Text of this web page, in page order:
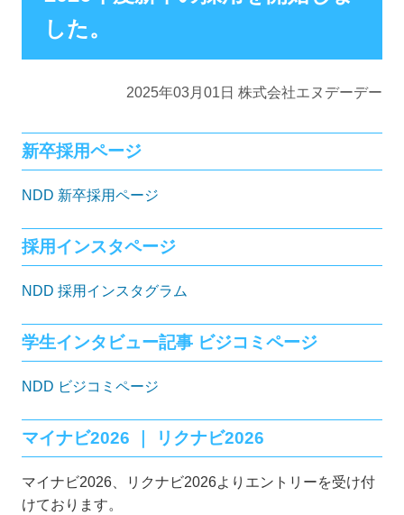
した。
2025年03月01日 株式会社エヌデーデー
新卒採用ページ
NDD 新卒採用ページ
採用インスタページ
NDD 採用インスタグラム
学生インタビュー記事 ビジコミページ
NDD ビジコミページ
マイナビ2026 ｜ リクナビ2026
マイナビ2026、リクナビ2026よりエントリーを受け付
けております。